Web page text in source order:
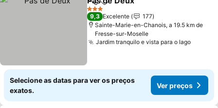
PartilharAdicionar aos favoritos
3 Estrelas
9,3 Excelente
177
Sainte-Marie-en-Chanois, a 19.5 km de
Fresse-sur-Moselle
Jardim tranquilo e vista para o lago
Selecione as datas para ver os preços
exatos.
Ver preços